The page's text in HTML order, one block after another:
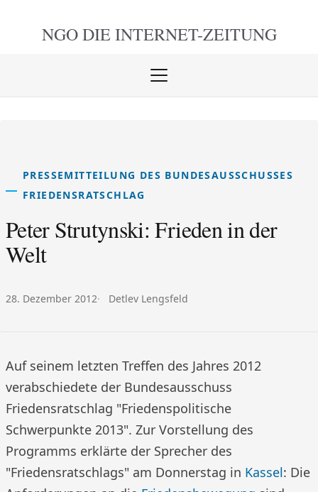
NGO DIE INTERNET-ZEITUNG
Menü
PRESSEMITTEILUNG DES BUNDESAUSSCHUSSES
FRIEDENSRATSCHLAG
Peter Strutynski: Frieden in der
Welt
Veröffentlicht am:
28. Dezember 2012 Autor:
Detlev Lengsfeld
Auf seinem letzten Treffen des Jahres 2012
verabschiedete der Bundesausschuss
Friedensratschlag "Friedenspolitische
Schwerpunkte 2013". Zur Vorstellung des
Programms erklärte der Sprecher des
"Friedensratschlags" am Donnerstag in Kassel: Die